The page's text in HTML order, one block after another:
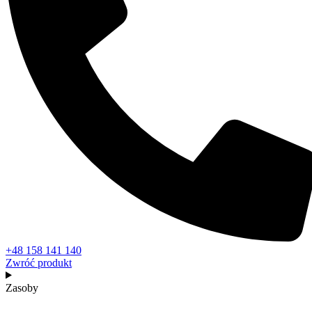
+48 158 141 140
Zwróć produkt
Zasoby